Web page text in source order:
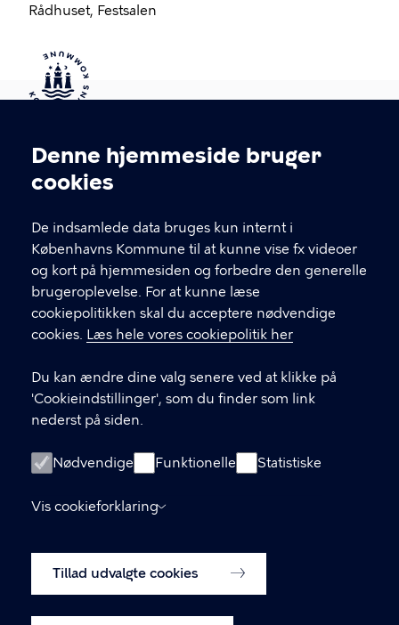
Cookieindstillinger
Denne hjemmeside bruger
cookies
De indsamlede data bruges kun internt i
Københavns Kommune til at kunne vise fx videoer
og kort på hjemmesiden og forbedre den generelle
brugeroplevelse. For at kunne læse
cookiepolitikken skal du acceptere nødvendige
cookies. Læs hele vores cookiepolitik her
Du kan ændre dine valg senere ved at klikke på
'Cookieindstillinger', som du finder som link
nederst på siden.
Nødvendige Funktionelle Statistiske
Vis cookieforklaring
Tillad udvalgte cookies
Rådhuset, Festsalen
Kontakt Københavns Kommune
T
fFind andre kontakter her
CVR-nummer64942212
GENVEJE
Digital Post
Databeskyttelse
Tilgængelighedserklæring
Om hjemmesiden
Cookiepolitik